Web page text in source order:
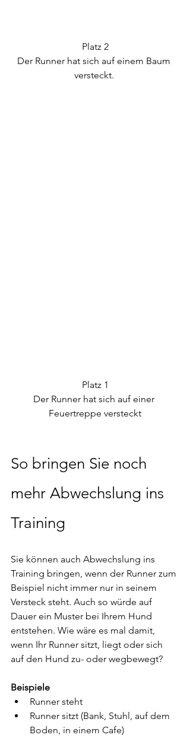
Platz 2
Der Runner hat sich auf einem Baum
versteckt.
Platz 1
Der Runner hat sich auf einer
Feuertreppe versteckt
So bringen Sie noch
mehr Abwechslung ins
Training
Sie können auch Abwechslung ins
Training bringen, wenn der Runner zum
Beispiel nicht immer nur in seinem
Versteck steht. Auch so würde auf
Dauer ein Muster bei Ihrem Hund
entstehen. Wie wäre es mal damit,
wenn Ihr Runner sitzt, liegt oder sich
auf den Hund zu- oder wegbewegt?
Beispiele
Runner steht
Runner sitzt (Bank, Stuhl, auf dem
Boden, in einem Cafe)